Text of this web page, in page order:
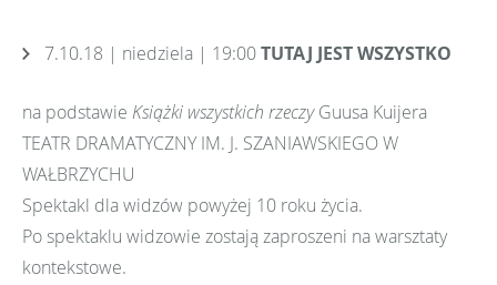
7.10.18 | niedziela | 19:00TUTAJ JEST WSZYSTKO
na podstawie Książki wszystkich rzeczyGuusa Kuijera
TEATR DRAMATYCZNY IM. J. SZANIAWSKIEGO W
WAŁBRZYCHU
Spektakl dla widzów powyżej 10 roku życia.
Po spektaklu widzowie zostają zaproszeni na warsztaty
kontekstowe.